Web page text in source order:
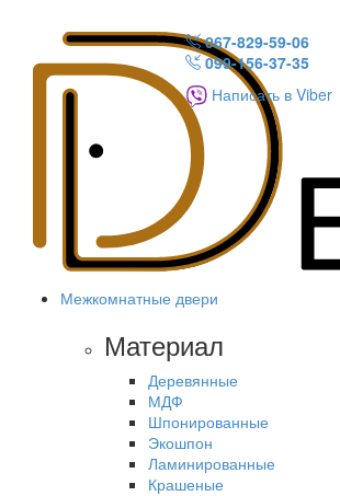
067-829-59-06
099-156-37-35
Написать в Viber
Межкомнатные двери
Материал
Деревянные
МДФ
Шпонированные
Экошпон
Ламинированные
Крашеные